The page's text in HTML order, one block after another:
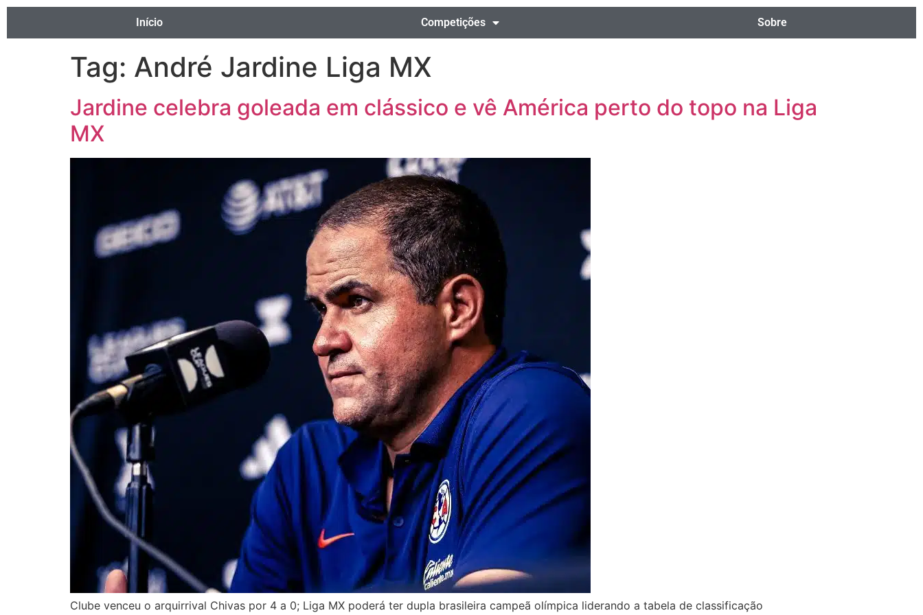
Início Competições Sobre
Tag: André Jardine Liga MX
Jardine celebra goleada em clássico e vê América perto do topo na Liga
MX
Clube venceu o arquirrival Chivas por 4 a 0; Liga MX poderá ter dupla brasileira campeã olímpica liderando a tabela de classificação